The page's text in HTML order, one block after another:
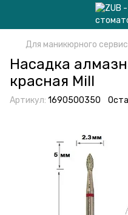
Для маникюрного
Насадка
красная Mill
Артикул: 1690500350